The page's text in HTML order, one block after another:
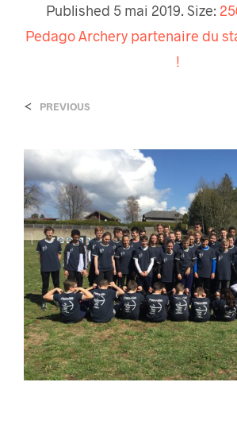
Published 5 mai 2019. Size:
Pedago Archery partenaire du
!
< PREVIOUS